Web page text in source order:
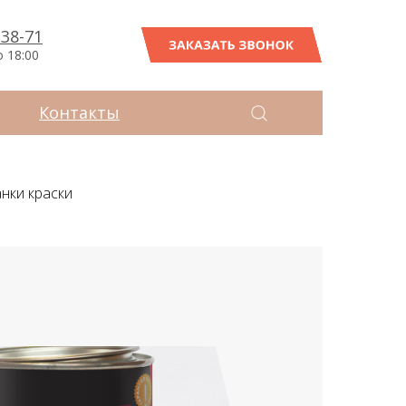
71
18:00
ЗАКАЗАТЬ ЗВОНОК
Контакты
краски